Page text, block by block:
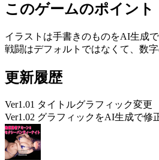
このゲームのポイント
イラストは手書きのものをAI生成で
戦闘はデフォルトではなくて、数字
更新履歴
Ver1.01 タイトルグラフィック変更
Ver1.02 グラフィックをAI生成で修